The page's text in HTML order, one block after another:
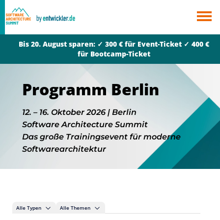
Bis 20. August sparen: ✓ 300 € für Event-Ticket ✓ 400 €
für Bootcamp-Ticket
Programm Berlin
12. – 16. Oktober 2026 | Berlin
Software Architecture Summit
Das große Trainingsevent für moderne
Softwarearchitektur
Alle Typen Alle Themen
×
Berlin
München
Alle